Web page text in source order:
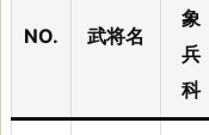
NO. 武将名
象
兵
科